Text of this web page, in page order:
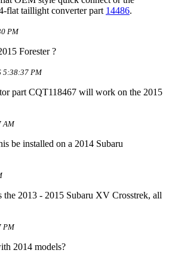
flat taillight converter part 14486.
PM
Forester ?
5:38:37 PM
part CQT118467 will work on the 2015
AM
be installed on a 2014 Subaru
2013 - 2015 Subaru XV Crosstrek, all
PM
2014 models?